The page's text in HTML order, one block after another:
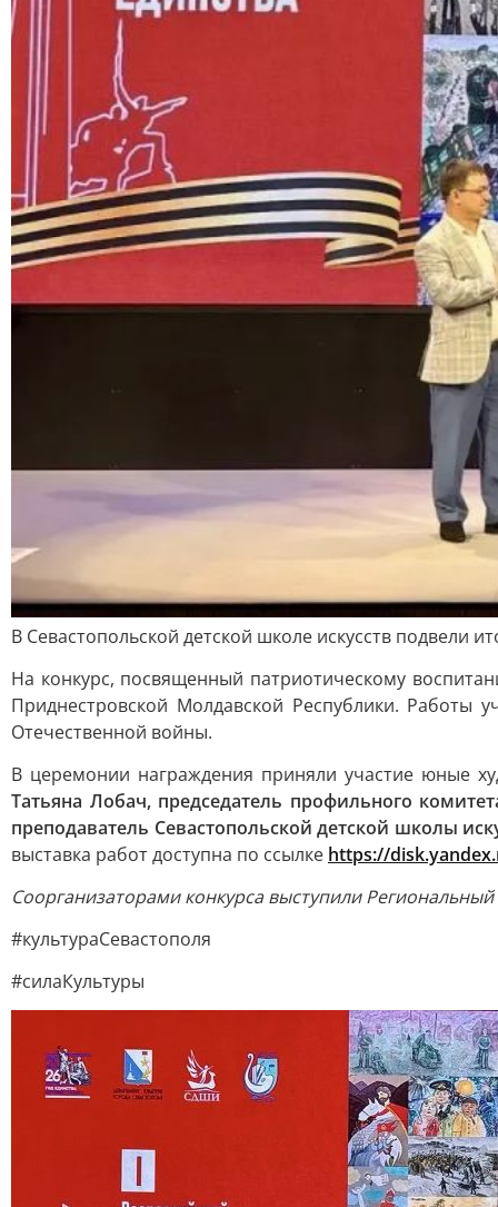
В Севастопольской детской школе искусств подвели
На конкурс, посвященный патриотическому
Приднестровской Молдавской Республики. Работы
Отечественной войны.
В церемонии награждения приняли участие юные
Татьяна Лобач, председатель профильного
преподаватель Севастопольской детской школы
выставка работ доступна по ссылке https://
Соорганизаторами конкурса выступили
#культураСевастополя
#силаКультуры